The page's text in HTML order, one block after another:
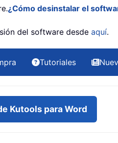
¿Cómo desinstalar el
del software desde aquí.
Tutoriales
Kutools para Word